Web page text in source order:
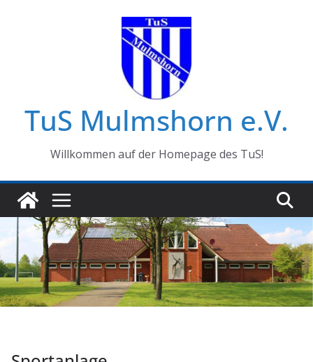
TuS Mulmshorn e.V.
Willkommen auf der Homepage des TuS!